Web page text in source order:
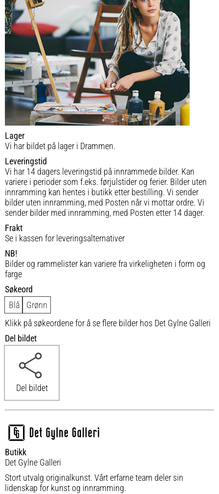
Lager
Vi har bildet på lager i Drammen.
Leveringstid
Vi har 14 dagers leveringstid på innrammede bilder. Kan
variere i perioder som f.eks. førjulstider og ferier. Bilder uten
innramming kan hentes i butikk etter bestilling. Vi sender
bilder uten innramming, med Posten når vi mottar ordre. Vi
sender bilder med innramming, med Posten etter 14 dager.
Frakt
Se i kassen for leveringsalternativer
NB!
Bilder og rammelister kan variere fra virkeligheten i form og
farge
Søkeord
Blå
Grønn
Klikk på søkeordene for å se flere bilder hos Det Gylne Galleri
Del bildet
Del bildet
Butikk
Det Gylne Galleri
Stort utvalg originalkunst. Vårt erfarne team deler sin
lidenskap for kunst og innramming.